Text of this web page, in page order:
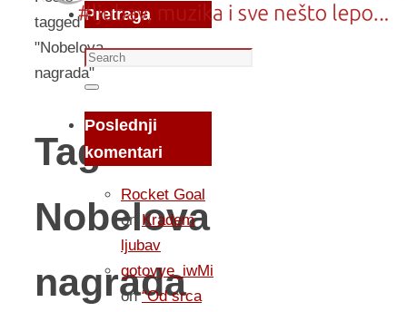
tagged
"Nobelova
nagrada"
Tag:
Nobelova
nagrada
Pretraga
Search
for:
Search
Poslednji
komentari
Rocket Goal
on Kradem
ljubav
gotovye_iwMi
on“Od srca